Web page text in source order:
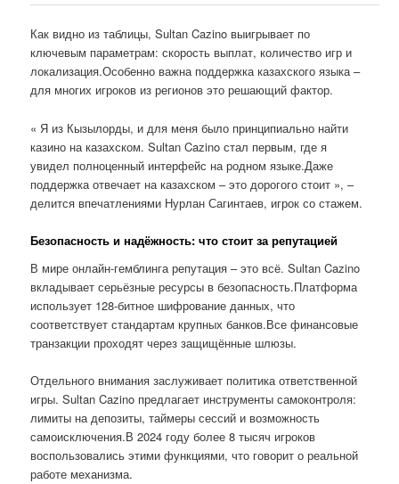
Как видно из таблицы, Sultan Cazino выигрывает по
ключевым параметрам: скорость выплат, количество игр и
локализация.Особенно важна поддержка казахского языка –
для многих игроков из регионов это решающий фактор.
« Я из Кызылорды, и для меня было принципиально найти
казино на казахском. Sultan Cazino стал первым, где я
увидел полноценный интерфейс на родном языке.Даже
поддержка отвечает на казахском – это дорогого стоит », –
делится впечатлениями Нурлан Сагинтаев, игрок со стажем.
Безопасность и надёжность: что стоит за репутацией
В мире онлайн-гемблинга репутация – это всё. Sultan Cazino
вкладывает серьёзные ресурсы в безопасность.Платформа
использует 128-битное шифрование данных, что
соответствует стандартам крупных банков.Все финансовые
транзакции проходят через защищённые шлюзы.
Отдельного внимания заслуживает политика ответственной
игры. Sultan Cazino предлагает инструменты самоконтроля:
лимиты на депозиты, таймеры сессий и возможность
самоисключения.В 2024 году более 8 тысяч игроков
воспользовались этими функциями, что говорит о реальной
работе механизма.